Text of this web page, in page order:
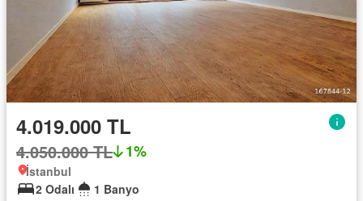
4.019.000 TL
4.050.000 TL 1%
İstanbul
2 Odalı
1 Banyo